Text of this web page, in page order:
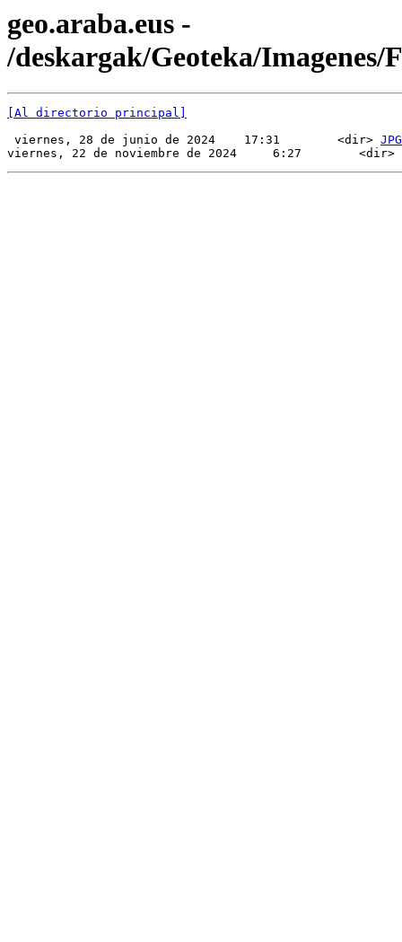
geo.araba.eus -
/deskargak/Geoteka/Imagenes/
[Al directorio principal]
viernes, 28 de junio de 2024    17:31        <dir> JPG
viernes, 22 de noviembre de 2024     6:27        <dir>